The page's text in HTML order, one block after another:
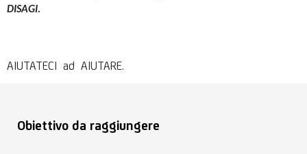
DISAGI.
AIUTATECI ad AIUTARE.
Obiettivo da raggiungere